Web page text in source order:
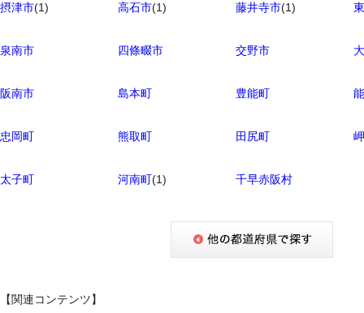
摂津市(1) 高石市(1) 藤井寺市(1)
泉南市 四條畷市 交野市
阪南市 島本町 豊能町
忠岡町 熊取町 田尻町
太子町 河南町(1) 千早赤阪村
【関連コンテンツ】